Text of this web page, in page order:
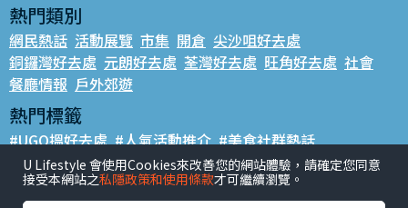
熱門類別
網民熱話 活動展覽 市集 開倉 尖沙咀好去處
銅鑼灣好去處 元朗好去處 荃灣好去處 旺角好去處 社會
餐廳情報 戶外郊遊
熱門標籤
#UGO搵好去處 #人氣活動推介 #美食社群熱話
#親子玩樂好去處 #ULifestyle應用程式 #限時搶
#UJetso禮物放送 #ULifestyle商戶中心 #著數
U Lifestyle 會使用Cookies來改善您的網站體驗，請確定您同意
接受本網站之私隱政策和使用條款才可繼續瀏覽。